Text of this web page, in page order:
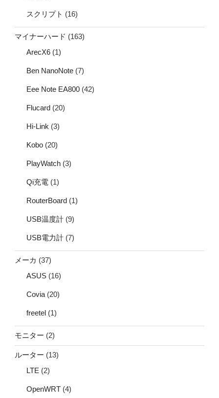
スクリプト (16)
マイナーハード (163)
ArecX6 (1)
Ben NanoNote (7)
Eee Note EA800 (42)
Flucard (20)
Hi-Link (3)
Kobo (20)
PlayWatch (3)
Qi充電 (1)
RouterBoard (1)
USB温度計 (9)
USB電力計 (7)
メーカ (37)
ASUS (16)
Covia (20)
freetel (1)
モニター (2)
ルーター (13)
LTE (2)
OpenWRT (4)